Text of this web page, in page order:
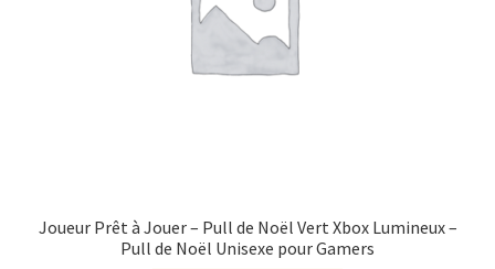
Joueur Prêt à Jouer – Pull de Noël Vert Xbox Lumineux –
Pull de Noël Unisexe pour Gamers